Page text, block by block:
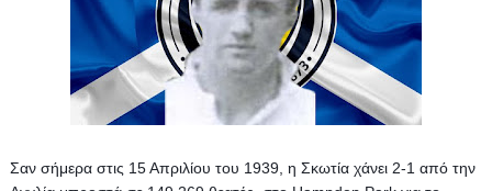
Σαν σήμερα στις 15 Απριλίου του 1939, η Σκωτία χάνει 2-1 από την